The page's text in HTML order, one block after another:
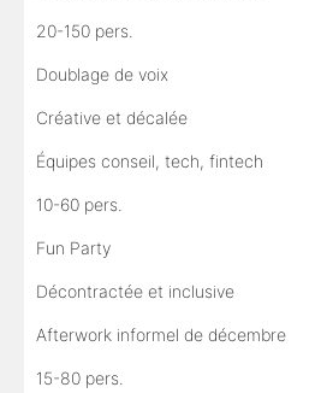
20-150 pers.
Doublage de voix
Créative et décalée
Équipes conseil, tech, fintech
10-60 pers.
Fun Party
Décontractée et inclusive
Afterwork informel de décembre
15-80 pers.